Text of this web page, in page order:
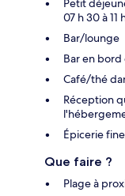
Petit
07 h 30 à 11
Bar/lounge
Bar en
Café/thé
Réception
Épicerie
Que faire ?
Plage à